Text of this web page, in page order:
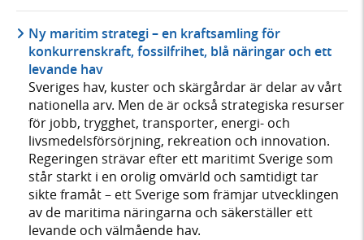
Ny maritim strategi – en kraftsamling för
konkurrenskraft, fossilfrihet, blå näringar och ett
levande hav
Sveriges hav, kuster och skärgårdar är delar av vårt
nationella arv. Men de är också strategiska resurser
för jobb, trygghet, transporter, energi- och
livsmedelsförsörjning, rekreation och innovation.
Regeringen strävar efter ett maritimt Sverige som
står starkt i en orolig omvärld och samtidigt tar
sikte framåt – ett Sverige som främjar utvecklingen
av de maritima näringarna och säkerställer ett
levande och välmående hav.